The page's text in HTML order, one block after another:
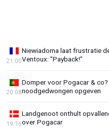
Niewiadoma laat frustratie
Ventoux: "Payback!"
21:00
Domper voor Pogacar &
noodgedwongen opgeven
20:08
Landgenoot onthult
over Pogacar
19:16